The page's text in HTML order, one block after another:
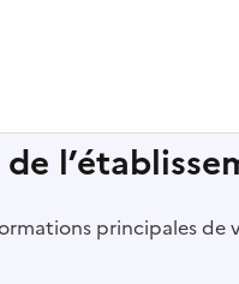
principales de